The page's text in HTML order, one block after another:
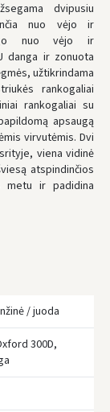
80 €
nuo kurjerių
dvipusiu
nuo vėjo ir
nuo vėjo ir
danga ir zonuota
užtikrindama
rankogaliai
rankogaliai su
apsaugą
virvutėmis. Dvi
viena vidinė
atspindinčios
metu ir padidina
/ juoda
300D,